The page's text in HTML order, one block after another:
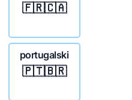
🇫🇷🇨🇦
portugalski
🇵🇹🇧🇷